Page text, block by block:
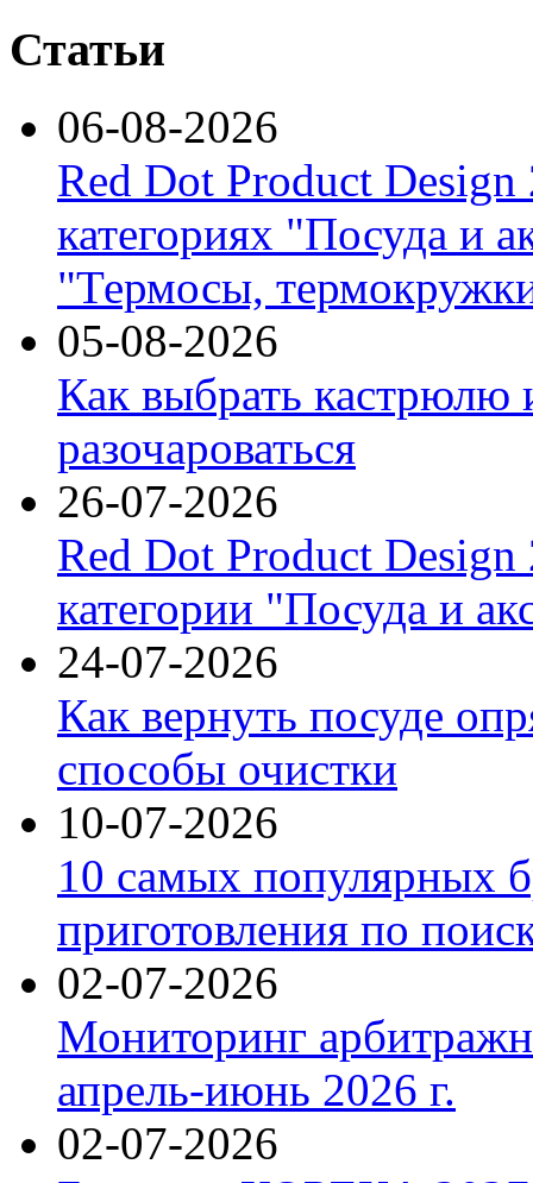
Статьи
06-08-2026
Red Dot Product Design
категориях "Посуда и
"Термосы,
05-08-2026
Как выбрать кастрюлю
разочароваться
26-07-2026
Red Dot Product Design
категории "Посуда и
24-07-2026
Как вернуть посуде
способы очистки
10-07-2026
10 самых популярных
приготовления по
02-07-2026
Мониторинг
апрель-июнь 2026 г.
02-07-2026